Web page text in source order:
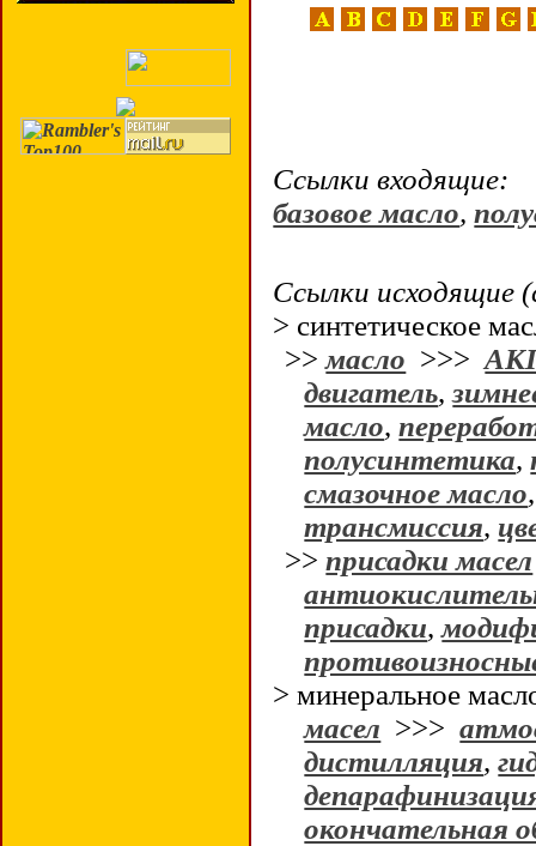
Ссылки входящие:
базовое масло,
Ссылки исходящие
> синтетическое
>>масло >>>
двигатель,
масло,
полусинтетика,
смазочное масло
трансмиссия,
>>присадки масел
присадки,
> минеральное
масел >>>
дистилляция,
окончательная